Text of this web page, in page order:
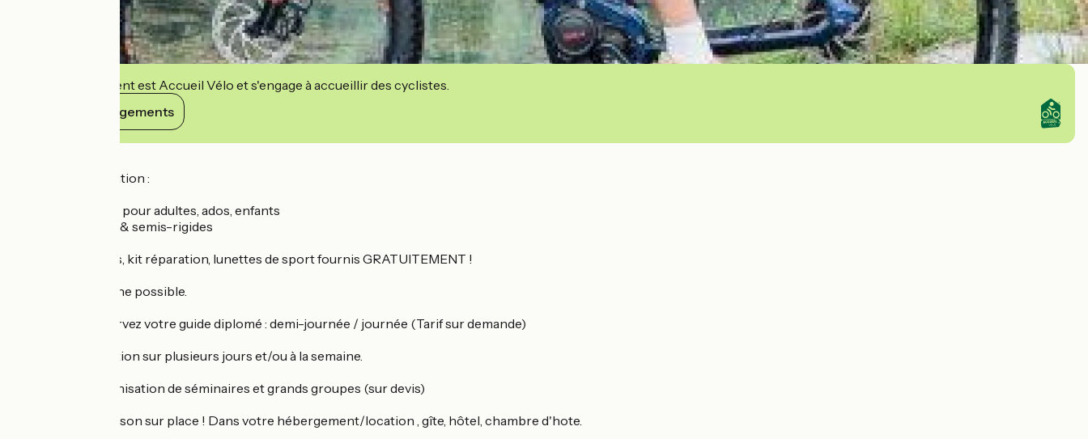
Cet établissement est Accueil Vélo et s'engage à accueillir des cyclistes.
Voir ses engagements
Possibilité de location :
– VTT électriques pour adultes, ados, enfants
– Tout suspendus & semis-rigides
Casques, sac à dos, kit réparation, lunettes de sport fournis GRATUITEMENT !
réservation en ligne possible.
NOUVEAU : Réservez votre guide diplomé : demi-journée / journée (Tarif sur demande)
NOUVEAU : Location sur plusieurs jours et/ou à la semaine.
NOUVEAU : Organisation de séminaires et grands groupes (sur devis)
NOUVEAU : Livraison sur place ! Dans votre hébergement/location , gîte, hôtel, chambre d'hote.